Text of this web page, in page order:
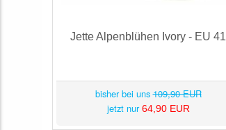
Jette Alpenblühen Ivory - EU 41
bisher bei uns109,90 EUR
jetzt nur64,90 EUR